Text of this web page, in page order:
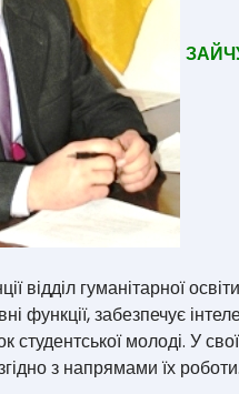
відділ гуманітарної
функції, забезпечує
студентської молоді. У
з напрямами їх роботи.